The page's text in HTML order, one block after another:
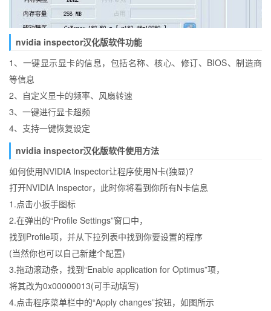
nvidia inspector汉化版软件功能
1、一键显示显卡的信息，包括名称、核心、修订、BIOS、制造商
等信息
2、自定义显卡的频率、风扇转速
3、一键进行显卡超频
4、支持一键恢复设定
nvidia inspector汉化版软件使用方法
如何使用NVIDIA Inspector让程序使用N卡(独显)?
打开NVIDIA Inspector，此时你将看到你所有N卡信息
1.点击小扳手图标
2.在弹出的“Profile Settings”窗口中，
找到Profile项，并从下拉列表中找到你要设置的程序
(当然你也可以自己新建个配置)
3.拖动滚动条，找到“Enable application for Optimus”项，
将其改为0x00000013(可手动填写)
4.点击程序菜单栏中的“Apply changes”按钮，如图所示